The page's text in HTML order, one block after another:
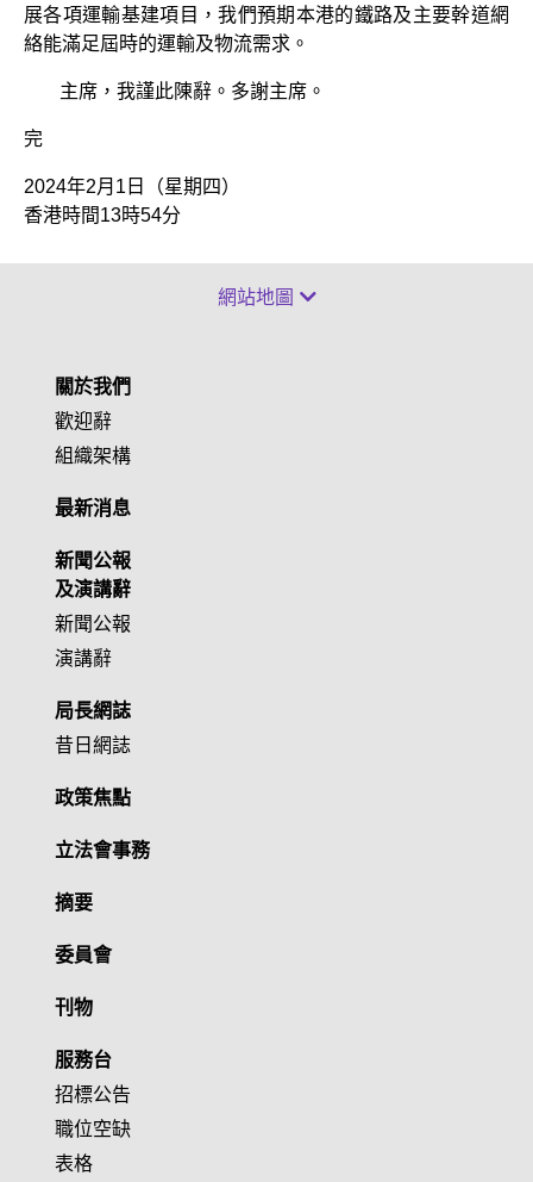
展各項運輸基建項目，我們預期本港的鐵路及主要幹道網
絡能滿足屆時的運輸及物流需求。
主席，我謹此陳辭。多謝主席。
完
2024年2月1日（星期四）
香港時間13時54分
網站地圖
關於我們
歡迎辭
組織架構
最新消息
新聞公報
及演講辭
新聞公報
演講辭
局長網誌
昔日網誌
政策焦點
立法會事務
摘要
委員會
刊物
服務台
招標公告
職位空缺
表格